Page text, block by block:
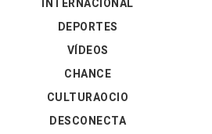
INTERNACIONAL
DEPORTES
VÍDEOS
CHANCE
CULTURAOCIO
DESCONECTA